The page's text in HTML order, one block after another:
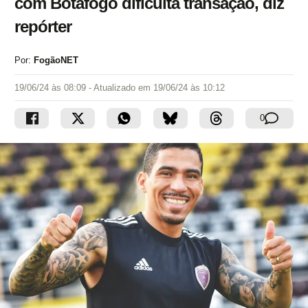
repórter
Por: FogãoNET
19/06/24 às 08:09 - Atualizado em 19/06/24 às 10:12
0